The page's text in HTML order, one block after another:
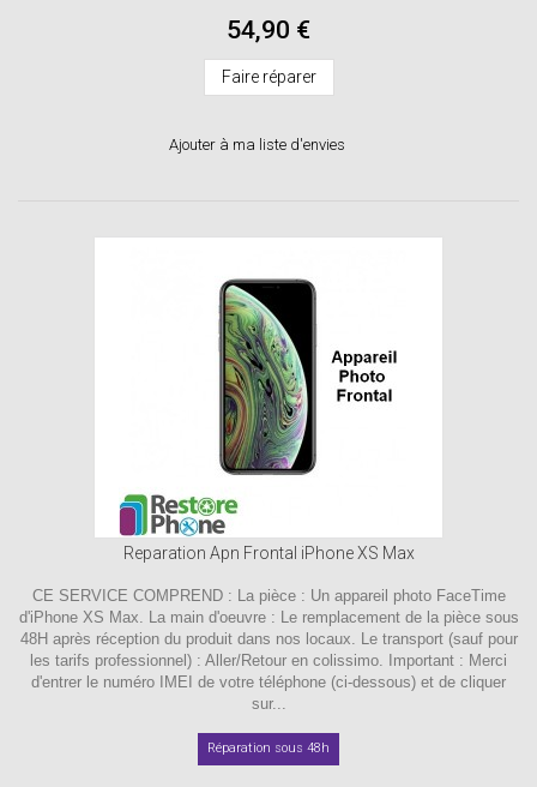
54,90 €
Faire réparer
Ajouter à ma liste d'envies
Reparation Apn Frontal iPhone XS Max
CE SERVICE COMPREND : La pièce : Un appareil photo FaceTime
d'iPhone XS Max. La main d'oeuvre : Le remplacement de la pièce sous
48H après réception du produit dans nos locaux. Le transport (sauf pour
les tarifs professionnel) : Aller/Retour en colissimo. Important : Merci
d'entrer le numéro IMEI de votre téléphone (ci-dessous) et de cliquer
sur...
Réparation sous 48h